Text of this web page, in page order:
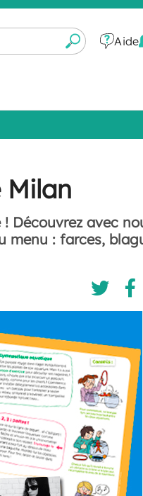
Aide
Milan
Découvrez avec
menu : farces,